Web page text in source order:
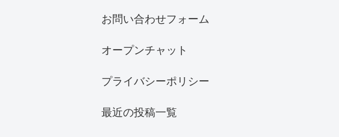
お問い合わせフォーム
オープンチャット
プライバシーポリシー
最近の投稿一覧